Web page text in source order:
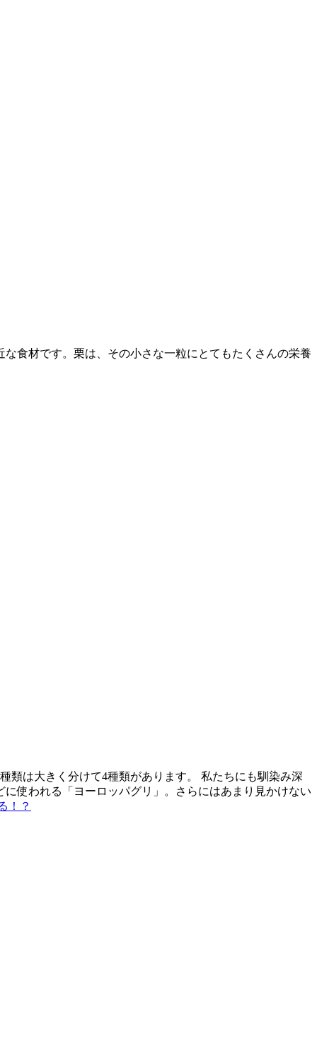
食材です。栗は、その小さな一粒にとてもたくさんの栄養
類は大きく分けて4種類があります。 私たちにも馴染み深
使われる「ヨーロッパグリ」。さらにはあまり見かけない
！？